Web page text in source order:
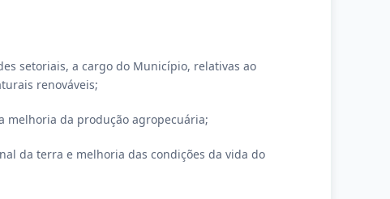
setoriais, a cargo do Município, relativas ao
renováveis;
melhoria da produção agropecuária;
da terra e melhoria das condições da vida do